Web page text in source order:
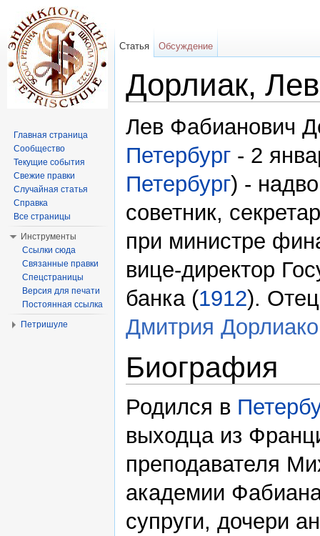
Дорлиак,
Лев Фабианович
Петербург - 2
Петербург) -
советник,
при министре
вице-директор
банка (1912).
Дмитрия
Биография
Родился в
выходца из
преподавателя
академии
супруги, дочери
Статья Обсуждение
Главная страница
Сообщество
Текущие события
Свежие правки
Случайная статья
Справка
Все страницы
Инструменты
Ссылки сюда
Связанные правки
Спецстраницы
Версия для печати
Постоянная ссылка
Петришуле